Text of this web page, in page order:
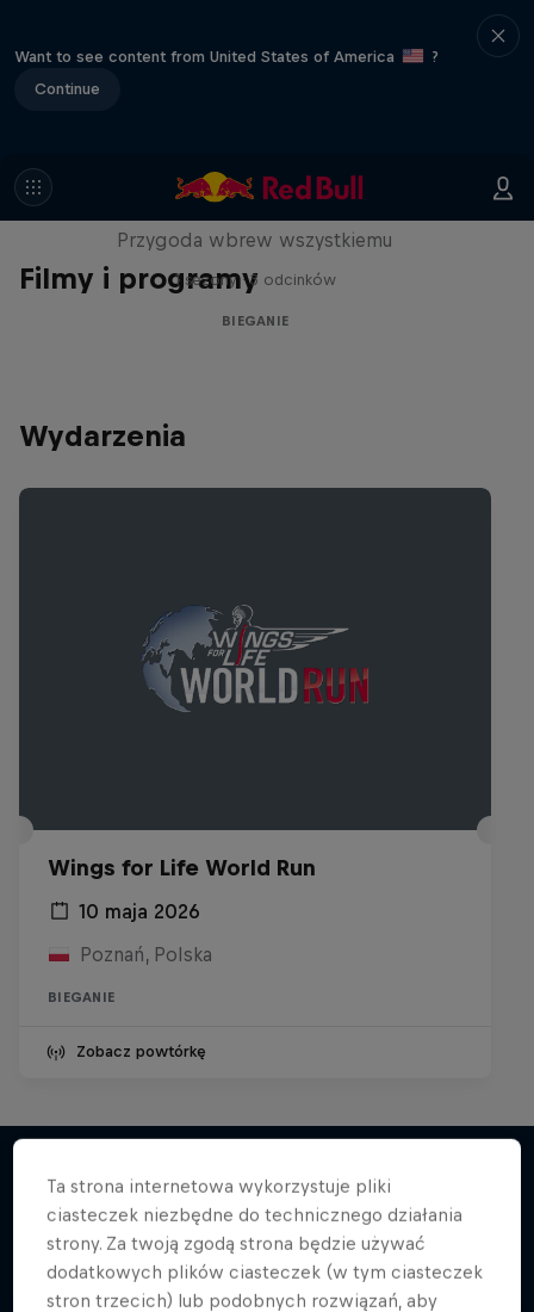
Want to see content from United States of America
?
Continue
Filmy i programy
Limit/less
Przygoda wbrew wszystkiemu
1 sezony · 3 odcinków
BIEGANIE
Wydarzenia
Wings for Life World Run
10 maja 2026
Poznań, Polska
BIEGANIE
Zobacz powtórkę
Więcej podobnych
Ta strona internetowa wykorzystuje pliki
ciasteczek niezbędne do technicznego działania
strony. Za twoją zgodą strona będzie używać
dodatkowych plików ciasteczek (w tym ciasteczek
stron trzecich) lub podobnych rozwiązań, aby